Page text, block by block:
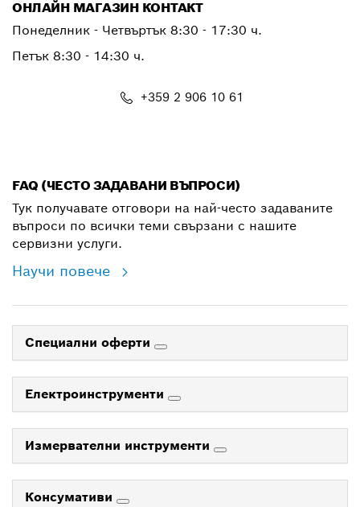
ОНЛАЙН МАГАЗИН КОНТАКТ
Понеделник - Четвъртък 8:30 - 17:30 ч.
Петък 8:30 - 14:30 ч.
+359 2 906 10 61
FAQ (ЧЕСТО ЗАДАВАНИ ВЪПРОСИ)
Тук получавате отговори на най-често задаваните
въпроси по всички теми свързани с нашите
сервизни услуги.
Научи повече
Специални оферти
Електроинструменти
Измервателни инструменти
Консумативи